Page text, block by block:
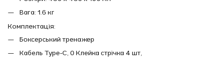
Вага: 1.6 кг
Комплектація:
Боксерський тренажер
Кабель Type-C, 0 Клейка стрічка 4 шт,